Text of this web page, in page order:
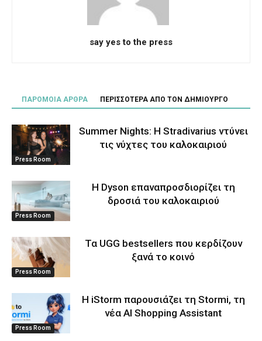
say yes to the press
ΠΑΡΟΜΟΙΑ ΑΡΘΡΑ ΠΕΡΙΣΣΟΤΕΡΑ ΑΠΟ ΤΟΝ ΔΗΜΙΟΥΡΓΟ
Press Room
Summer Nights: Η Stradivarius ντύνει
τις νύχτες του καλοκαιριού
Press Room
Η Dyson επαναπροσδιορίζει τη
δροσιά του καλοκαιριού
Press Room
Τα UGG bestsellers που κερδίζουν
ξανά το κοινό
Press Room
Η iStorm παρουσιάζει τη Stormi, τη
νέα AI Shopping Assistant